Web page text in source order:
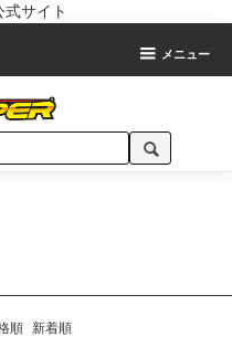
サイト
メニュー
順 新着順